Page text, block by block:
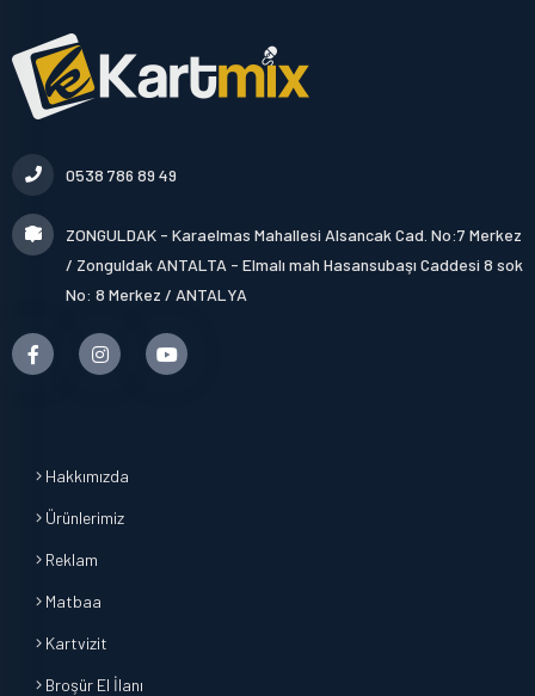
0538 786 89 49
ZONGULDAK - Karaelmas Mahallesi Alsancak Cad. No:7 Merkez
/ Zonguldak ANTALTA - Elmalı mah Hasansubaşı Caddesi 8 sok
No: 8 Merkez / ANTALYA
Hakkımızda
Ürünlerimiz
Reklam
Matbaa
Kartvizit
Broşür El İlanı